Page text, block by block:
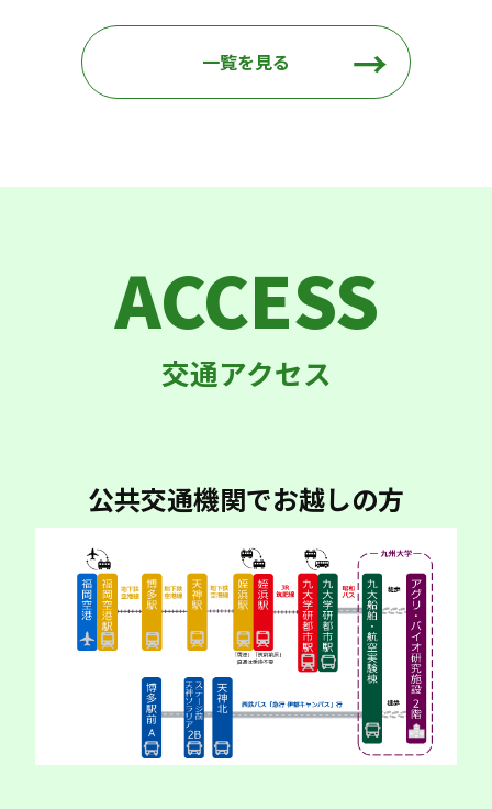
一覧を見る
ACCESS
公共交通機関でお越しの方